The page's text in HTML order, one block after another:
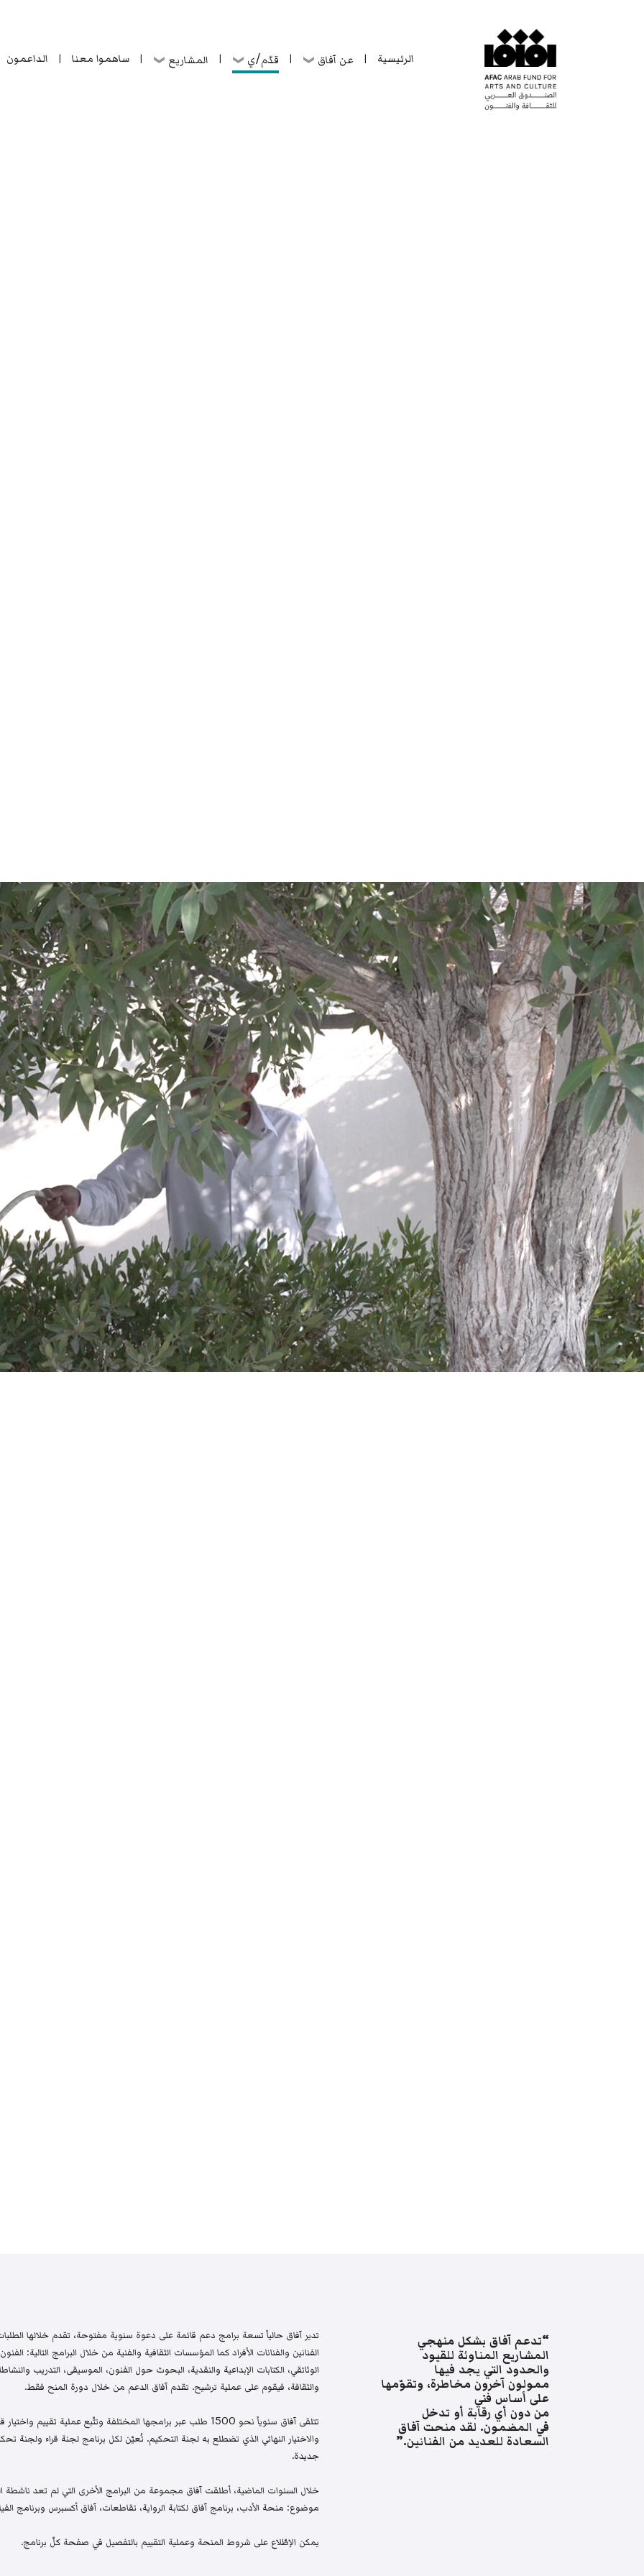
الرئيسية | عن آفاق | قدّم/ي | المشاريع | ساهموا معنا | الداعمون
“تدعم آفاق بشكل منهجي
المشاريع المناوئة للقيود
والحدود التي يجد فيها
ممولون آخرون مخاطرة، وتقوّمها
على أساس فني
من دون أي رقابة أو تدخل
في المضمون. لقد منحت آفاق
السعادة للعديد من الفنانين.”
تدير آفاق حالياً تسعة برامج دعم قائمة على دعوة سنوية مفتوحة، تقدم خلالها
الفنانين والفنانات الأفراد كما المؤسسات الثقافية والفنية من خلال البرامج التالية:
الوثائقي، الكتابات الإبداعية والنقدية، البحوث حول الفنون، الموسيقى، التدريب
والثقافة، فيقوم على عملية ترشيح. تقدم آفاق الدعم من خلال دورة المنح فقط.
تتلقى آفاق سنوياً نحو 1500 طلب عبر برامجها المختلفة وتتّبع عملية
والاختيار النهائي الذي تضطلع به لجنة التحكيم. تُعيّن لكل برنامج لجنة قراء
جديدة.
خلال السنوات الماضية، أطلقت آفاق مجموعة من البرامج الأخرى التي لم تعد ناشطة
موضوع: منحة الأدب، برنامج آفاق لكتابة الرواية، تقاطعات، آفاق أكسبرس وبرنامج
يمكن الإطّلاع على شروط المنحة وعملية التقييم بالتفصيل في صفحة كلّ برنامج.